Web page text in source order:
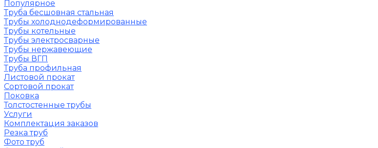
Популярное
Труба бесшовная стальная
Трубы холоднодеформированные
Трубы котельные
Трубы электросварные
Трубы нержавеющие
Трубы ВГП
Труба профильная
Листовой прокат
Сортовой прокат
Поковка
Толстостенные трубы
Услуги
Комплектация заказов
Резка труб
Фото труб